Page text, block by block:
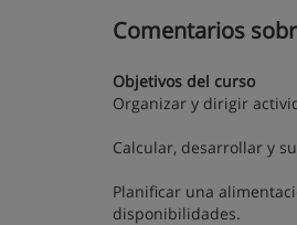
Comentarios
Objetivos del curso
Organizar y dirigir
Calcular, desarrollar y
Planificar una
disponibilidades.